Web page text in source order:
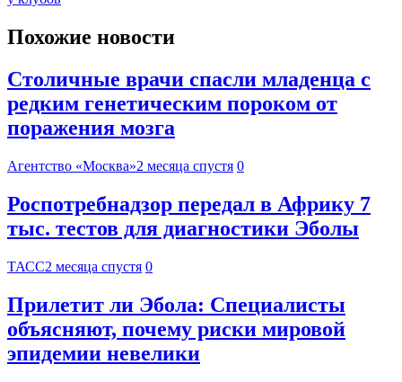
Похожие новости
Столичные врачи спасли младенца с
редким генетическим пороком от
поражения мозга
Агентство «Москва»2 месяца спустя 0
Роспотребнадзор передал в Африку 7
тыс. тестов для диагностики Эболы
ТАСС2 месяца спустя 0
Прилетит ли Эбола: Специалисты
объясняют, почему риски мировой
эпидемии невелики